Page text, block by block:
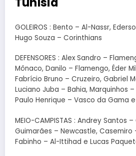
GOLEIROS : Bento – Al-Nassr,
Hugo Souza – Corinthians
DEFENSORES : Alex Sandro –
Mônaco, Danilo – Flamengo, Éder
Fabrício Bruno – Cruzeiro, Gabriel
Luciano Juba – Bahia, Marquinhos
Paulo Henrique – Vasco da Gama
MEIO-CAMPISTAS : Andrey Santos
Guimarães – Newcastle, Casemiro
Fabinho – Al-Ittihad e Lucas